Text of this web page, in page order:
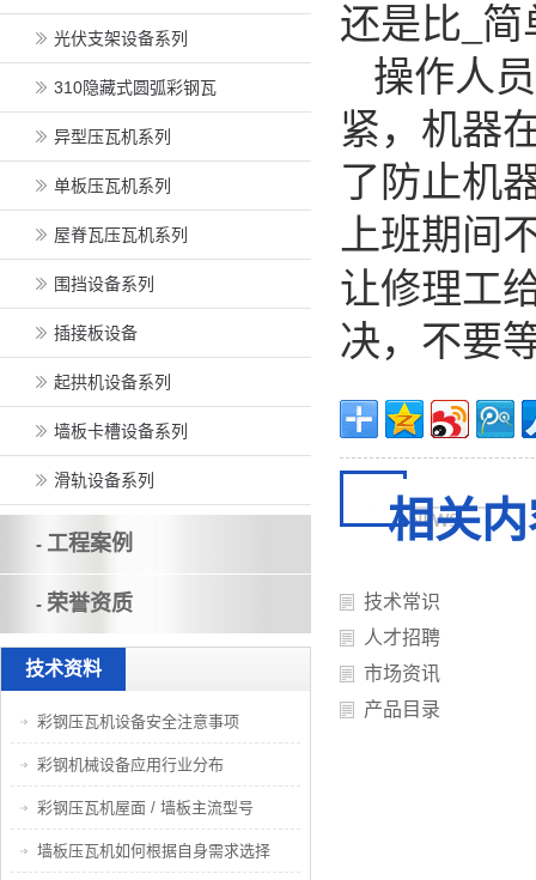
还是比_
操作人
紧，机器
了防止机
上班期间
让修理工
决，不要
相关
技术常识
人才招聘
市场资讯
产品目录
光伏支架设备系列
310隐藏式圆弧彩钢瓦
异型压瓦机系列
单板压瓦机系列
屋脊瓦压瓦机系列
围挡设备系列
插接板设备
起拱机设备系列
墙板卡槽设备系列
滑轨设备系列
- 工程案例
- 荣誉资质
技术资料
彩钢压瓦机设备安全注意事项
彩钢机械设备应用行业分布
彩钢压瓦机屋面 / 墙板主流型号
墙板压瓦机如何根据自身需求选择